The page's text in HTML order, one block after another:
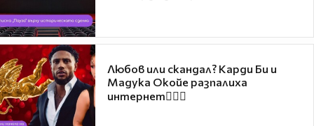
Любов или скандал? Карди Би и
Мадука Окойе разпалиха
интернет❤️‍🔥🔥